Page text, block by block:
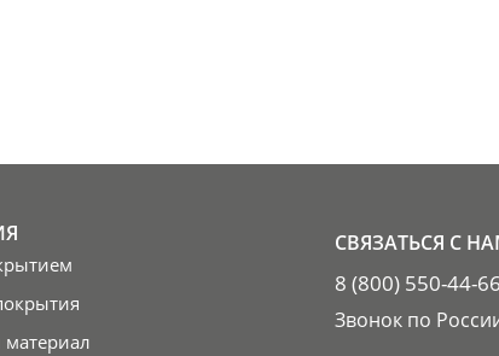
СВЯЗАТЬСЯ С
8 (800) 550-44-66
Звонок по